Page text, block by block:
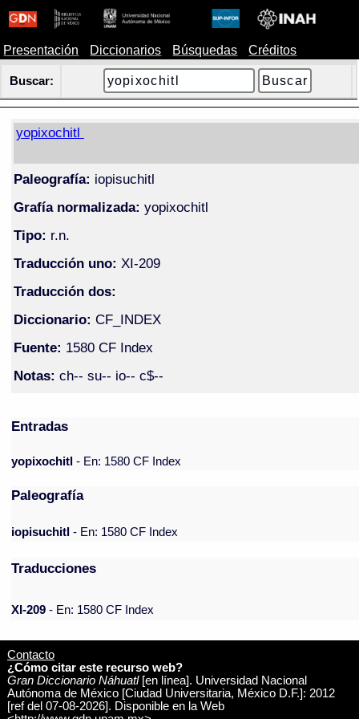
Presentación Diccionarios Búsquedas Créditos
Buscar:
yopixochitl
Paleografía: iopisuchitl
Grafía normalizada: yopixochitl
Tipo: r.n.
Traducción uno: XI-209
Traducción dos:
Diccionario: CF_INDEX
Fuente: 1580 CF Index
Notas: ch-- su-- io-- c$--
Entradas
yopixochitl- En: 1580 CF Index
Paleografía
iopisuchitl - En: 1580 CF Index
Traducciones
XI-209 - En: 1580 CF Index
Contacto
¿Cómo citar este recurso web?
Gran Diccionario Náhuatl[en línea]. Universidad Nacional
Autónoma de México [Ciudad Universitaria, México D.F.]: 2012
[ref del 07-08-2026]. Disponible en la Web